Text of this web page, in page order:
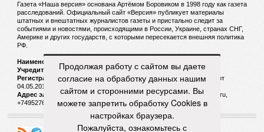
Газета «Наша версия» основана Артёмом Боровиком в 1998 году как газета
расследований. Официальный сайт «Версия» публикует материалы
штатных и внештатных журналистов газеты и пристально следит за
событиями и новостями, происходящими в России, Украине, странах СНГ,
Америке и других государств, с которыми пересекается внешняя политика
РФ.
Наименование:
Учредитель:
ООО «Версия»,Главный редактор:Горевой Р. Г.
Регистрационный номер Роскомнадзора:ЭЛ № ФС 77 - 72681 от
04.05.2018 г.
Адрес электронной почты и телефон редакции:versia@versia.ru,
+74952760348
Продолжая работу с сайтом вы даете
согласие на обработку данных нашим
сайтом и сторонними ресурсами. Вы
можете запретить обработку Cookies в
настройках браузера.
Пожалуйста, ознакомьтесь с